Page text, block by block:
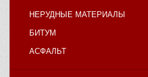
НЕРУДНЫЕ МАТЕРИАЛЫ
БИТУМ
АСФАЛЬТ